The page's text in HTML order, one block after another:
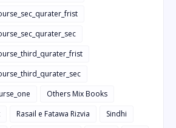
Others Mix Books
Rasail e Fatawa Rizvia
Sindhi